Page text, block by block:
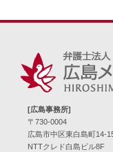
[広島事務所]
〒730-0004
広島市中区東白島町14-
NTTクレド白島ビル8F